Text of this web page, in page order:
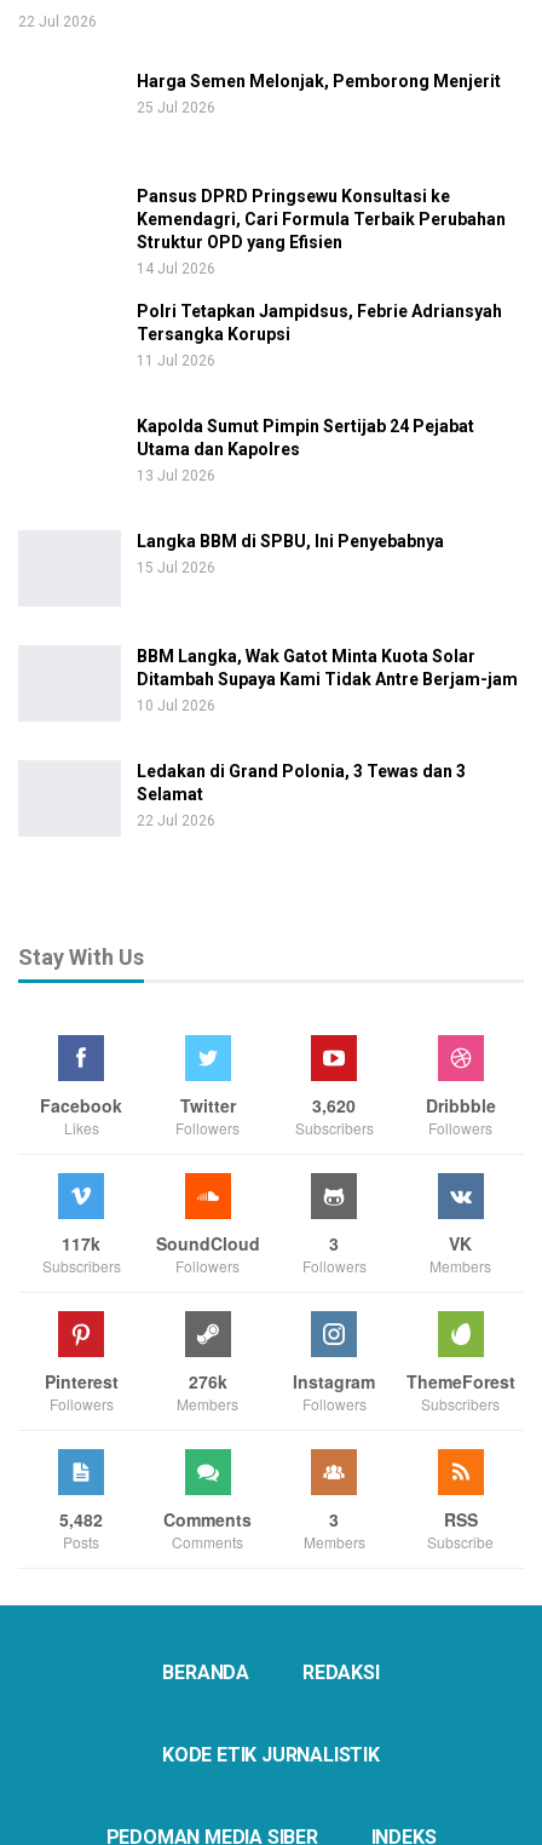
22 Jul 2026
Harga Semen Melonjak, Pemborong Menjerit
25 Jul 2026
Pansus DPRD Pringsewu Konsultasi ke
Kemendagri, Cari Formula Terbaik Perubahan
Struktur OPD yang Efisien
14 Jul 2026
Polri Tetapkan Jampidsus, Febrie Adriansyah
Tersangka Korupsi
11 Jul 2026
Kapolda Sumut Pimpin Sertijab 24 Pejabat
Utama dan Kapolres
13 Jul 2026
Langka BBM di SPBU, Ini Penyebabnya
15 Jul 2026
BBM Langka, Wak Gatot Minta Kuota Solar
Ditambah Supaya Kami Tidak Antre Berjam-jam
10 Jul 2026
Ledakan di Grand Polonia, 3 Tewas dan 3
Selamat
22 Jul 2026
Stay With Us
Facebook
Likes
Twitter
Followers
3,620
Subscribers
Dribbble
Followers
117k
Subscribers
SoundCloud
Followers
3
Followers
VK
Members
Pinterest
Followers
276k
Members
Instagram
Followers
ThemeForest
Subscribers
5,482
Posts
Comments
Comments
3
Members
RSS
Subscribe
BERANDA REDAKSI
KODE ETIK JURNALISTIK
PEDOMAN MEDIA SIBER INDEKS